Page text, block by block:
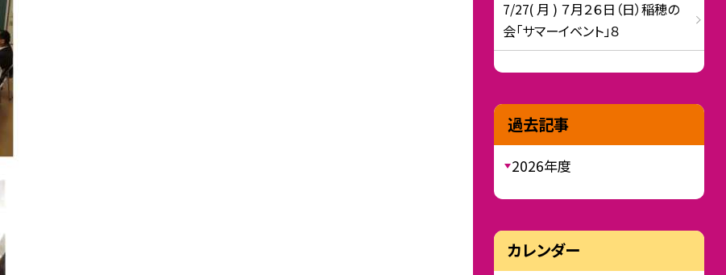
7/27( 月 ) ７月２６日（日）稲穂の
会「サマーイベント」８
過去記事
2026年度
カレンダー